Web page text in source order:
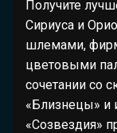
Получите
Сириуса и
шлемами,
цветовыми
сочетании со
«Близнецы» и
«Созвездия»